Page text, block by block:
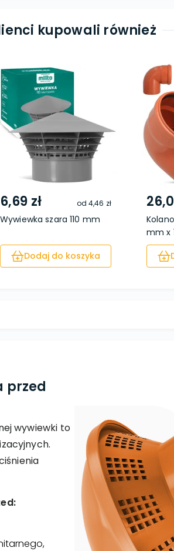
kupowali również
6,69 zł od4,46 zł
Wywiewka szara 110 mm
Dodaj do koszyka
mm x
przed
wywiewki to